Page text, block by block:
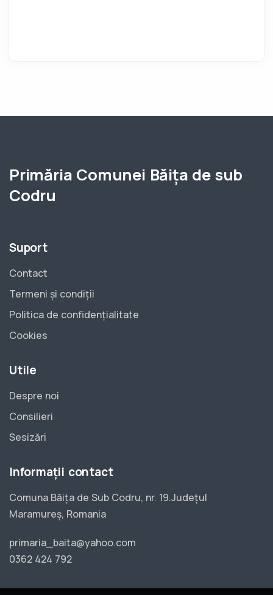
Primăria Comunei Băița de sub
Codru
Suport
Contact
Termeni și condiții
Politica de confidențialitate
Cookies
Utile
Despre noi
Consilieri
Sesizări
Informații contact
Comuna Băița de Sub Codru, nr. 19.Județul
Maramureș, Romania
primaria_baita@yahoo.com
0362 424 792